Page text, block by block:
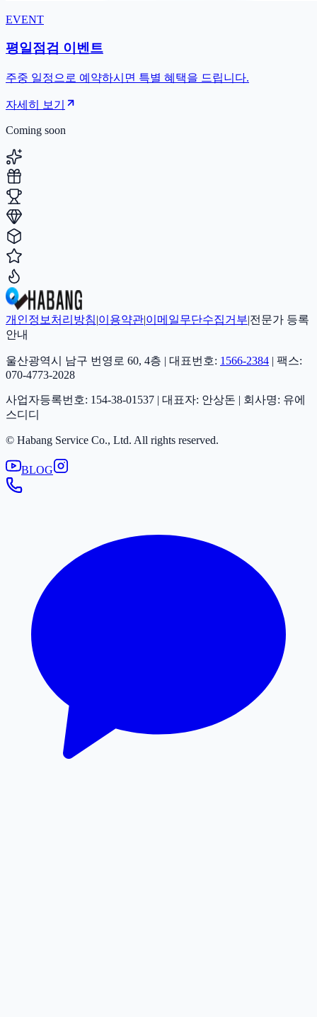
EVENT
평일점검 이벤트
주중 일정으로 예약하시면 특별 혜택을 드립니다.
자세히 보기
Coming soon
개인정보처리방침|이용약관|이메일무단수집거부|전문가 등록
안내
울산광역시 남구 번영로 60, 4층 | 대표번호: 1566-2384 | 팩스:
070-4773-2028
사업자등록번호: 154-38-01537 | 대표자: 안상돈 | 회사명: 유에
스디디
© Habang Service Co., Ltd. All rights reserved.
BLOG